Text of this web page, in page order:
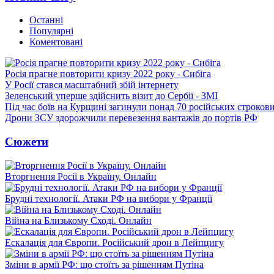
Останні
Популярні
Коментовані
Росія прагне повторити кризу 2022 року - Сибіга
У Росії стався масштабний збій інтернету
Зеленський уперше здійснить візит до Сербії - ЗМІ
Під час боїв на Курщині загинули понад 70 російських
Дрони ЗСУ здорожчили перевезення вантажів до портів РФ
Сюжети
Вторгнення Росії в Україну. Онлайн
Брудні технології. Атаки РФ на вибори у Франції
Війна на Близькому Сході. Онлайн
Ескалація для Європи. Російський дрон в Лейпцигу
Зміни в армії РФ: що стоїть за рішенням Путіна